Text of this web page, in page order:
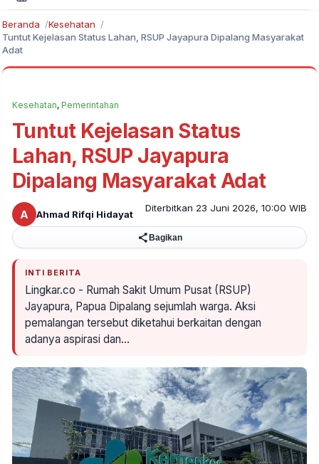
Beranda
Kesehatan
Tuntut Kejelasan Status Lahan, RSUP Jayapura Dipalang Masyarakat
Adat
Kesehatan, Pemerintahan
Tuntut Kejelasan Status
Lahan, RSUP Jayapura
Dipalang Masyarakat Adat
A Ahmad Rifqi Hidayat
Diterbitkan 23 Juni 2026, 10:00 WIB
Bagikan
INTI BERITA
Lingkar.co - Rumah Sakit Umum Pusat (RSUP)
Jayapura, Papua Dipalang sejumlah warga. Aksi
pemalangan tersebut diketahui berkaitan dengan
adanya aspirasi dan…